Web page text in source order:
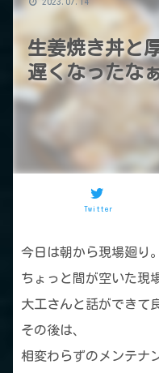
生姜焼き丼と
遅くなったな
Twitter
今日は朝から現場廻り。
ちょっと間が空いた現
大工さんと話ができて
その後は、
相変わらずのメンテナ